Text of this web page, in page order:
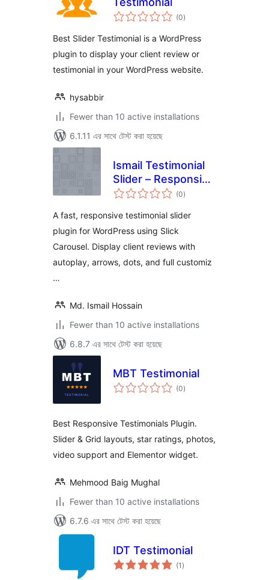
(0total
ratings
)
Best Slider Testimonial is a WordPress
plugin to display your client review or
testimonial in your WordPress website.
hysabbir
Fewer than 10 active installations
6.1.11 এর সাথে টেস্ট করা হয়েছে
Ismail Testimonial
Slider – Responsive
Slick Carousel
(0total
ratings
)
A fast, responsive testimonial slider
plugin for WordPress using Slick
Carousel. Display client reviews with
autoplay, arrows, dots, and full customiz
…
Md. Ismail Hossain
Fewer than 10 active installations
6.8.7 এর সাথে টেস্ট করা হয়েছে
MBT Testimonial
(0total
ratings
)
Best Responsive Testimonials Plugin.
Slider & Grid layouts, star ratings, photos,
video support and Elementor widget.
Mehmood Baig Mughal
Fewer than 10 active installations
6.7.6 এর সাথে টেস্ট করা হয়েছে
IDT Testimonial
(1 total
ratings
)